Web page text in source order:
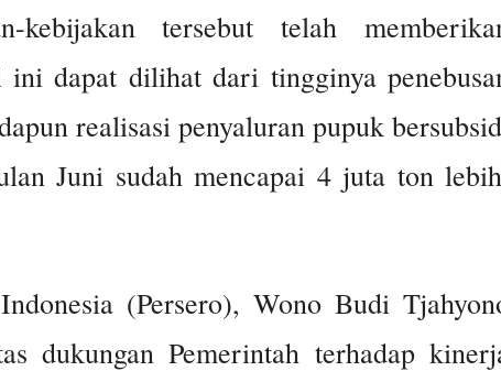
kebijakan tersebut telah
dapat dilihat dari tingginya
realisasi penyaluran pupuk
Juni sudah mencapai 4 juta ton
(Persero), Wono Budi
dukungan Pemerintah terhadap